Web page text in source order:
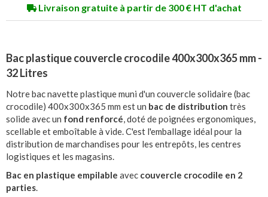
Livraison gratuite à partir de 300 € HT d'achat
Bac plastique couvercle crocodile 400x300x365 mm -
32 Litres
Notre bac navette plastique muni d'un couvercle solidaire (bac
crocodile) 400x300x365 mm est un bac de distribution très
solide avec un fond renforcé, doté de poignées ergonomiques,
scellable et emboîtable à vide. C'est l'emballage idéal pour la
distribution de marchandises pour les entrepôts, les centres
logistiques et les magasins.
Bac en plastique empilable avec couvercle crocodile en 2
parties.